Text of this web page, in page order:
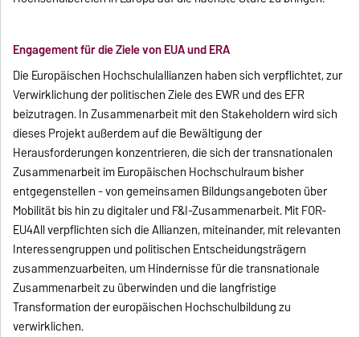
Engagement für die Ziele von EUA und ERA
Die Europäischen Hochschulallianzen haben sich verpflichtet, zur
Verwirklichung der politischen Ziele des EWR und des EFR
beizutragen. In Zusammenarbeit mit den Stakeholdern wird sich
dieses Projekt außerdem auf die Bewältigung der
Herausforderungen konzentrieren, die sich der transnationalen
Zusammenarbeit im Europäischen Hochschulraum bisher
entgegenstellen - von gemeinsamen Bildungsangeboten über
Mobilität bis hin zu digitaler und F&I-Zusammenarbeit. Mit FOR-
EU4All verpflichten sich die Allianzen, miteinander, mit relevanten
Interessengruppen und politischen Entscheidungsträgern
zusammenzuarbeiten, um Hindernisse für die transnationale
Zusammenarbeit zu überwinden und die langfristige
Transformation der europäischen Hochschulbildung zu
verwirklichen.